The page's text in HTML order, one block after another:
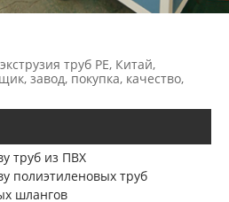
труб PE, Китай,
завод, покупка, качество,
труб из ПВХ
полиэтиленовых труб
шлангов